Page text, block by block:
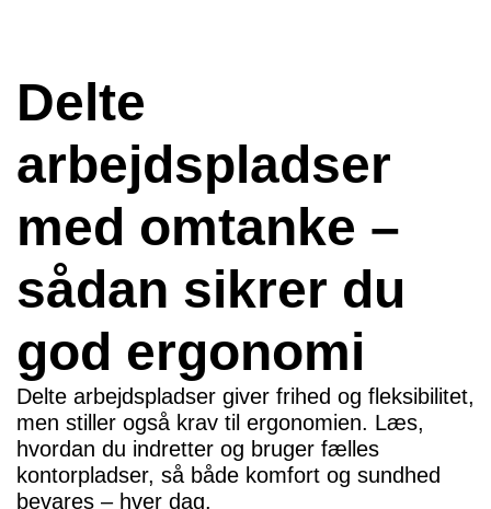
Delte
arbejdspladser
med omtanke –
sådan sikrer du
god ergonomi
Delte arbejdspladser giver frihed og fleksibilitet,
men stiller også krav til ergonomien. Læs,
hvordan du indretter og bruger fælles
kontorpladser, så både komfort og sundhed
bevares – hver dag.